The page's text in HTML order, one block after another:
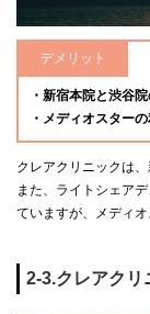
デメリット
・新宿本院と渋谷
・メディオスター
クレアクリニックは
また、ライトシェア
ていますが、メディ
2-3.クレアクリ